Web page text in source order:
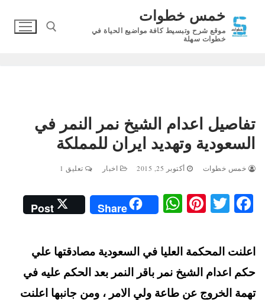
المحتوى
خمس خطوات
موقع شرح وتبسيط كافة مواضيع الحياة في
خطوات سهلة
تفاصيل اعدام الشيخ نمر النمر في
السعودية وتهديد ايران للمملكة
خمس خطوات أكتوبر 25, 2015 اخبار تعليق 1
Fa
bo
ok
T
tte
r
Pi
er
es
t
W
ha
ts
A
pp
Share
Post
اعلنت المحكمة العليا في السعودية مصادقتها علي
حكم اعدام الشيخ نمر باقر النمر بعد الحكم عليه في
تهمة الخروج عن طاعة ولي الامر ، ومن جانبها اعلنت